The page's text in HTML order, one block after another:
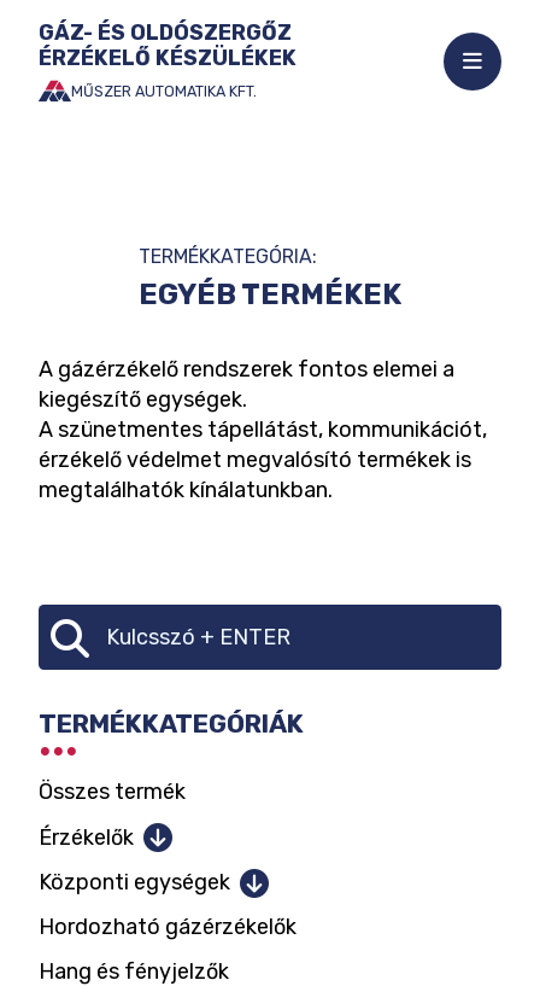
Ugrás
GÁZ- ÉS OLDÓSZERGŐZ
ÉRZÉKELŐ KÉSZÜLÉKEK
MŰSZER AUTOMATIKA KFT.
Mobil
menü
TERMÉKKATEGÓRIA:
EGYÉB TERMÉKEK
A gázérzékelő rendszerek fontos elemei a
kiegészítő egységek.
A szünetmentes tápellátást, kommunikációt,
érzékelő védelmet megvalósító termékek is
megtalálhatók kínálatunkban.
KATEGÓRIA
SZŰRŐK
Keresés
TERMÉKKATEGÓRIÁK
Összes termék
Érzékelők
Éghető gázok-gőzök
Mérgező gázok és oxigén
Garázs CO és NO2
Központi egységek
Központok 1-2 mérőhelyig
Központok 12 mérőhelyig
Hordozható gázérzékelők
Hang és fényjelzők